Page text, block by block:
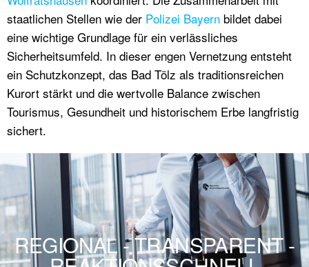
staatlichen Stellen wie der Polizei Bayern bildet dabei
eine wichtige Grundlage für ein verlässliches
Sicherheitsumfeld. In dieser engen Vernetzung entsteht
ein Schutzkonzept, das Bad Tölz als traditionsreichen
Kurort stärkt und die wertvolle Balance zwischen
Tourismus, Gesundheit und historischem Erbe langfristig
sichert.
REGIONAL - TRANSPARENT -